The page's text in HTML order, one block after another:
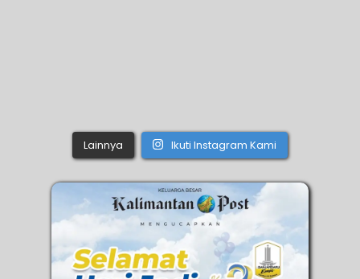
Lainnya Ikuti Instagram Kami